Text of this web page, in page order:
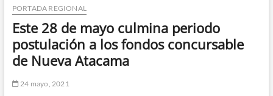
en
la
ruta
5
entre
Vallenar
Copiapó
PORTADA REGIONAL
Este 28 de mayo culmina periodo
postulación a los fondos concursable
de Nueva Atacama
24 mayo, 2021